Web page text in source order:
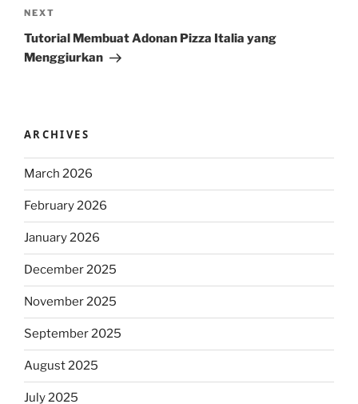
Next
Post
NEXT
Tutorial Membuat Adonan Pizza Italia yang
Menggiurkan
ARCHIVES
March 2026
February 2026
January 2026
December 2025
November 2025
September 2025
August 2025
July 2025